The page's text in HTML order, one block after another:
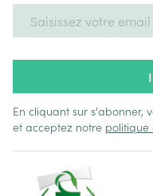
En cliquant sur s'abonner,
et acceptez notre